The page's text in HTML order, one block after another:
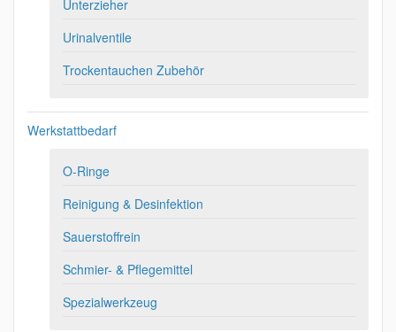
Unterzieher
Urinalventile
Trockentauchen Zubehör
Werkstattbedarf
O-Ringe
Reinigung & Desinfektion
Sauerstoffrein
Schmier- & Pflegemittel
Spezialwerkzeug